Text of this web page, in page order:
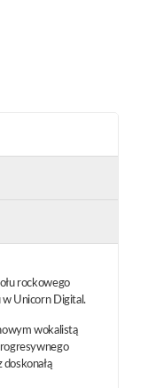
rockowego
Unicorn Digital.
wokalistą